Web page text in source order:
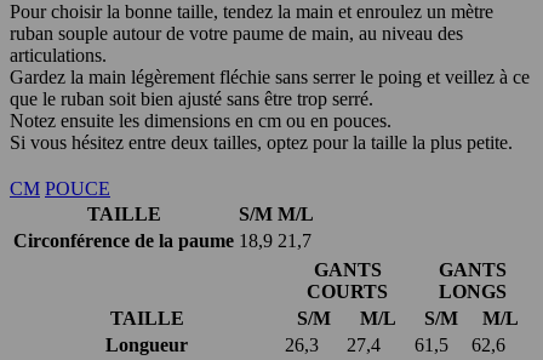
Pour choisir la bonne taille, tendez la main et enroulez un mètre
ruban souple autour de votre paume de main, au niveau des
articulations.
Gardez la main légèrement fléchie sans serrer le poing et veillez à ce
que le ruban soit bien ajusté sans être trop serré.
Notez ensuite les dimensions en cm ou en pouces.
Si vous hésitez entre deux tailles, optez pour la taille la plus petite.
CM POUCE
TAILLE
S/M M/L
Circonférence de la paume 18,9 21,7
GANTS
COURTS
GANTS
LONGS
TAILLE
S/M M/L S/M
M/L
Longueur
26,3 27,4 61,5
62,6